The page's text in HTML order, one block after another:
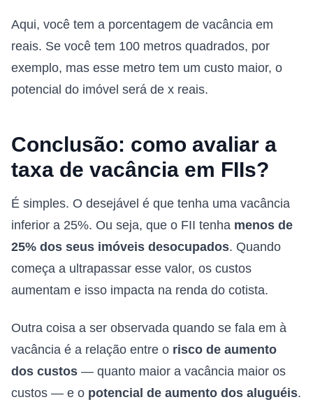
Aqui, você tem a porcentagem de vacância em
reais. Se você tem 100 metros quadrados, por
exemplo, mas esse metro tem um custo maior, o
potencial do imóvel será de x reais.
Conclusão: como avaliar a
taxa de vacância em FIIs?
É simples. O desejável é que tenha uma vacância
inferior a 25%. Ou seja, que o FII tenha menos de
25% dos seus imóveis desocupados. Quando
começa a ultrapassar esse valor, os custos
aumentam e isso impacta na renda do cotista.
Outra coisa a ser observada quando se fala em à
vacância é a relação entre o risco de aumento
dos custos — quanto maior a vacância maior os
custos — e o potencial de aumento dos aluguéis.